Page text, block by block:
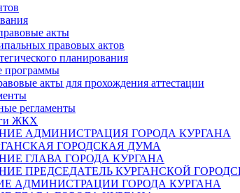
акты
правовых актов
планирования
программы
акты для прохождения аттестации
регламенты
ЖКХ
АДМИНИСТРАЦИЯ ГОРОДА КУРГАНА
ГОРОДСКАЯ ДУМА
ГЛАВА ГОРОДА КУРГАНА
ПРЕДСЕДАТЕЛЬ КУРГАНСКОЙ
АДМИНИСТРАЦИИ ГОРОДА КУРГАНА